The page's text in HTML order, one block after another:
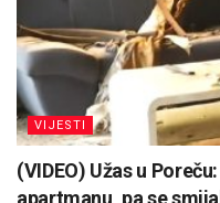
VIJESTI
(VIDEO) Užas u